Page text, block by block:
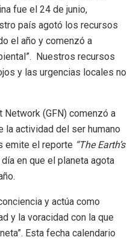
fue el 24 de junio,
país agotó los recursos
el año y comenzó a
Nuestros recursos
y las urgencias locales no
Network (GFN) comenzó a
la actividad del ser humano
emite el reporte “The Earth’s
en que el planeta agota
y actúa como
y la voracidad con la que
Esta fecha calendario